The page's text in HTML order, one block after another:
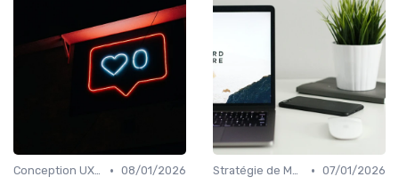
Conception UX/UI • 08/01/2026
Stratégie de Marketing Digital • 07/01/2026